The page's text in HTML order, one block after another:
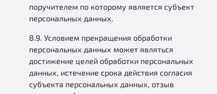
поручителем по которому является субъект
персональных данных.
8.9. Условием прекращения обработки
персональных данных может являться
достижение целей обработки персональных
данных, истечение срока действия согласия
субъекта персональных данных, отзыв